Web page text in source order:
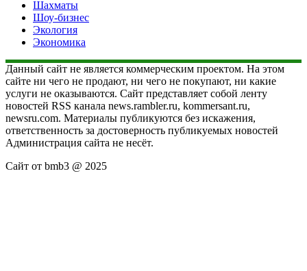
Шахматы
Шоу-бизнес
Экология
Экономика
Данный сайт не является коммерческим проектом. На этом
сайте ни чего не продают, ни чего не покупают, ни какие
услуги не оказываются. Сайт представляет собой ленту
новостей RSS канала news.rambler.ru, kommersant.ru,
newsru.com. Материалы публикуются без искажения,
ответственность за достоверность публикуемых новостей
Администрация сайта не несёт.
Сайт от bmb3 @ 2025